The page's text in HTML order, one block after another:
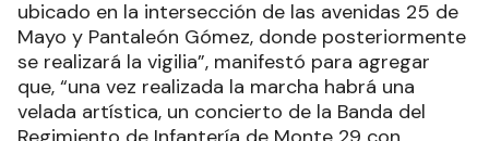
ubicado en la intersección de las avenidas 25 de
Mayo y Pantaleón Gómez, donde posteriormente
se realizará la vigilia”, manifestó para agregar
que, “una vez realizada la marcha habrá una
velada artística, un concierto de la Banda del